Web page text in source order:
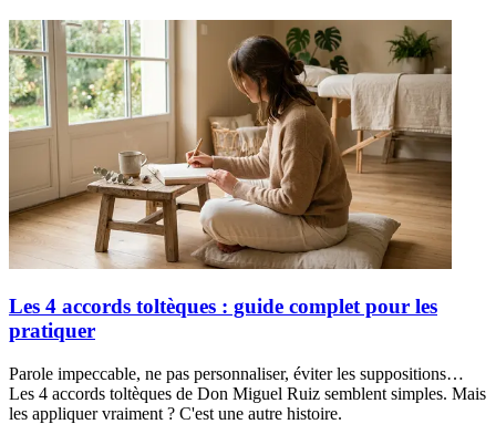
Les 4 accords toltèques : guide complet pour les
pratiquer
Parole impeccable, ne pas personnaliser, éviter les suppositions…
Les 4 accords toltèques de Don Miguel Ruiz semblent simples. Mais
les appliquer vraiment ? C'est une autre histoire.